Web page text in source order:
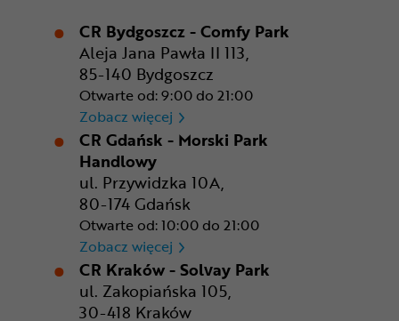
CR Bydgoszcz - Comfy Park
Aleja Jana Pawła II 113,
85-140 Bydgoszcz
Otwarte od: 9:00 do 21:00
Zobacz więcej CR Bydgoszcz - Comfy Park
CR Gdańsk - Morski Park
Handlowy
ul. Przywidzka 10A,
80-174 Gdańsk
Otwarte od: 10:00 do 21:00
Zobacz więcej CR Gdańsk - Morski Park
CR Kraków - Solvay Park
ul. Zakopiańska 105,
30-418 Kraków